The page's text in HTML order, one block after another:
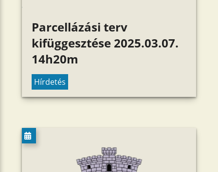
Parcellázási terv
kifüggesztése 2025.03.07.
14h20m
Hírdetés